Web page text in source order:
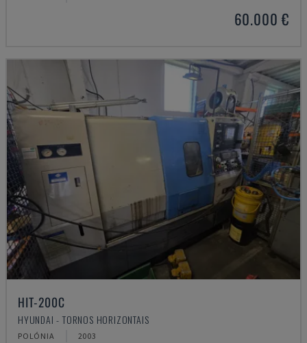
60.000 €
HIT-200C
HYUNDAI - TORNOS HORIZONTAIS
POLÓNIA 2003